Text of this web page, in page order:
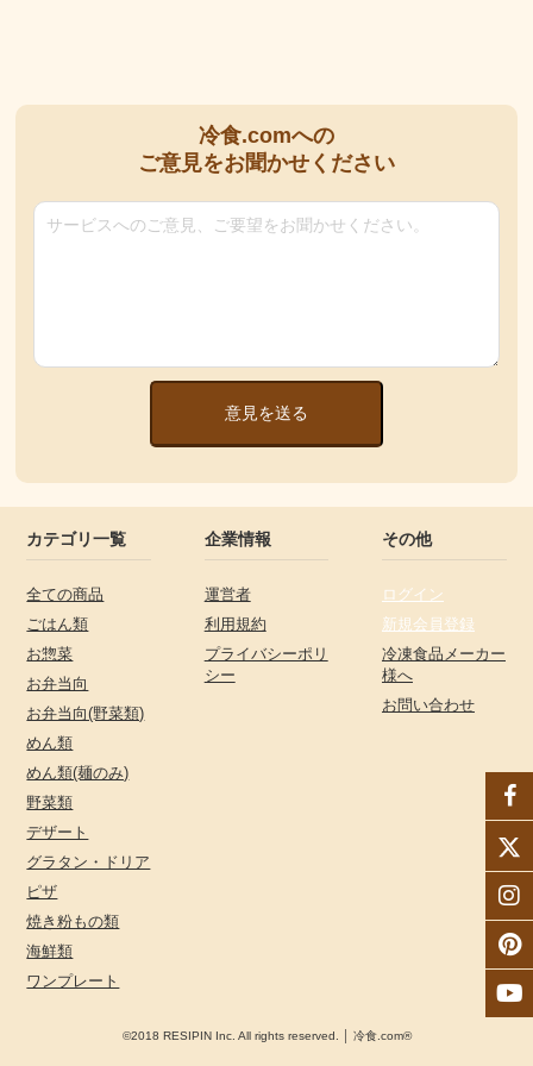
冷食.comへの
ご意見をお聞かせください
意見を送る
カテゴリ一覧
全ての商品
ごはん類
お惣菜
お弁当向
お弁当向(野菜類)
めん類
めん類(麺のみ)
野菜類
デザート
グラタン・ドリア
ピザ
焼き粉もの類
海鮮類
ワンプレート
企業情報
運営者
利用規約
プライバシーポリ
シー
その他
ログイン
新規会員登録
冷凍食品メーカー
様へ
お問い合わせ
©2018 RESIPIN Inc. All rights reserved. │ 冷食.com®